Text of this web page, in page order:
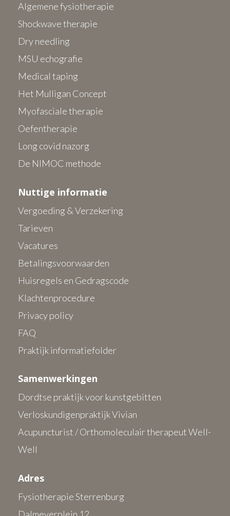
Algemene fysiotherapie
Shockwave therapie
Dry needling
MSU echografie
Medical taping
Het Mulligan Concept
Myofasciale therapie
Oefentherapie
Long covid nazorg
De NIMOC methode
Nuttige informatie
Vergoeding & Verzekering
Tarieven
Vacatures
Betalingsvoorwaarden
Huisregels en Gedragscode
Klachtenprocedure
Privacy policy
FAQ
Praktijk informatiefolder
Samenwerkingen
Dordtse praktijk voor kunstgebitten
Verloskundigenpraktijk Vivian
Acupuncturist / Orthomoleculair therapeut Well-
Well
Adres
Fysiotherapie Sterrenburg